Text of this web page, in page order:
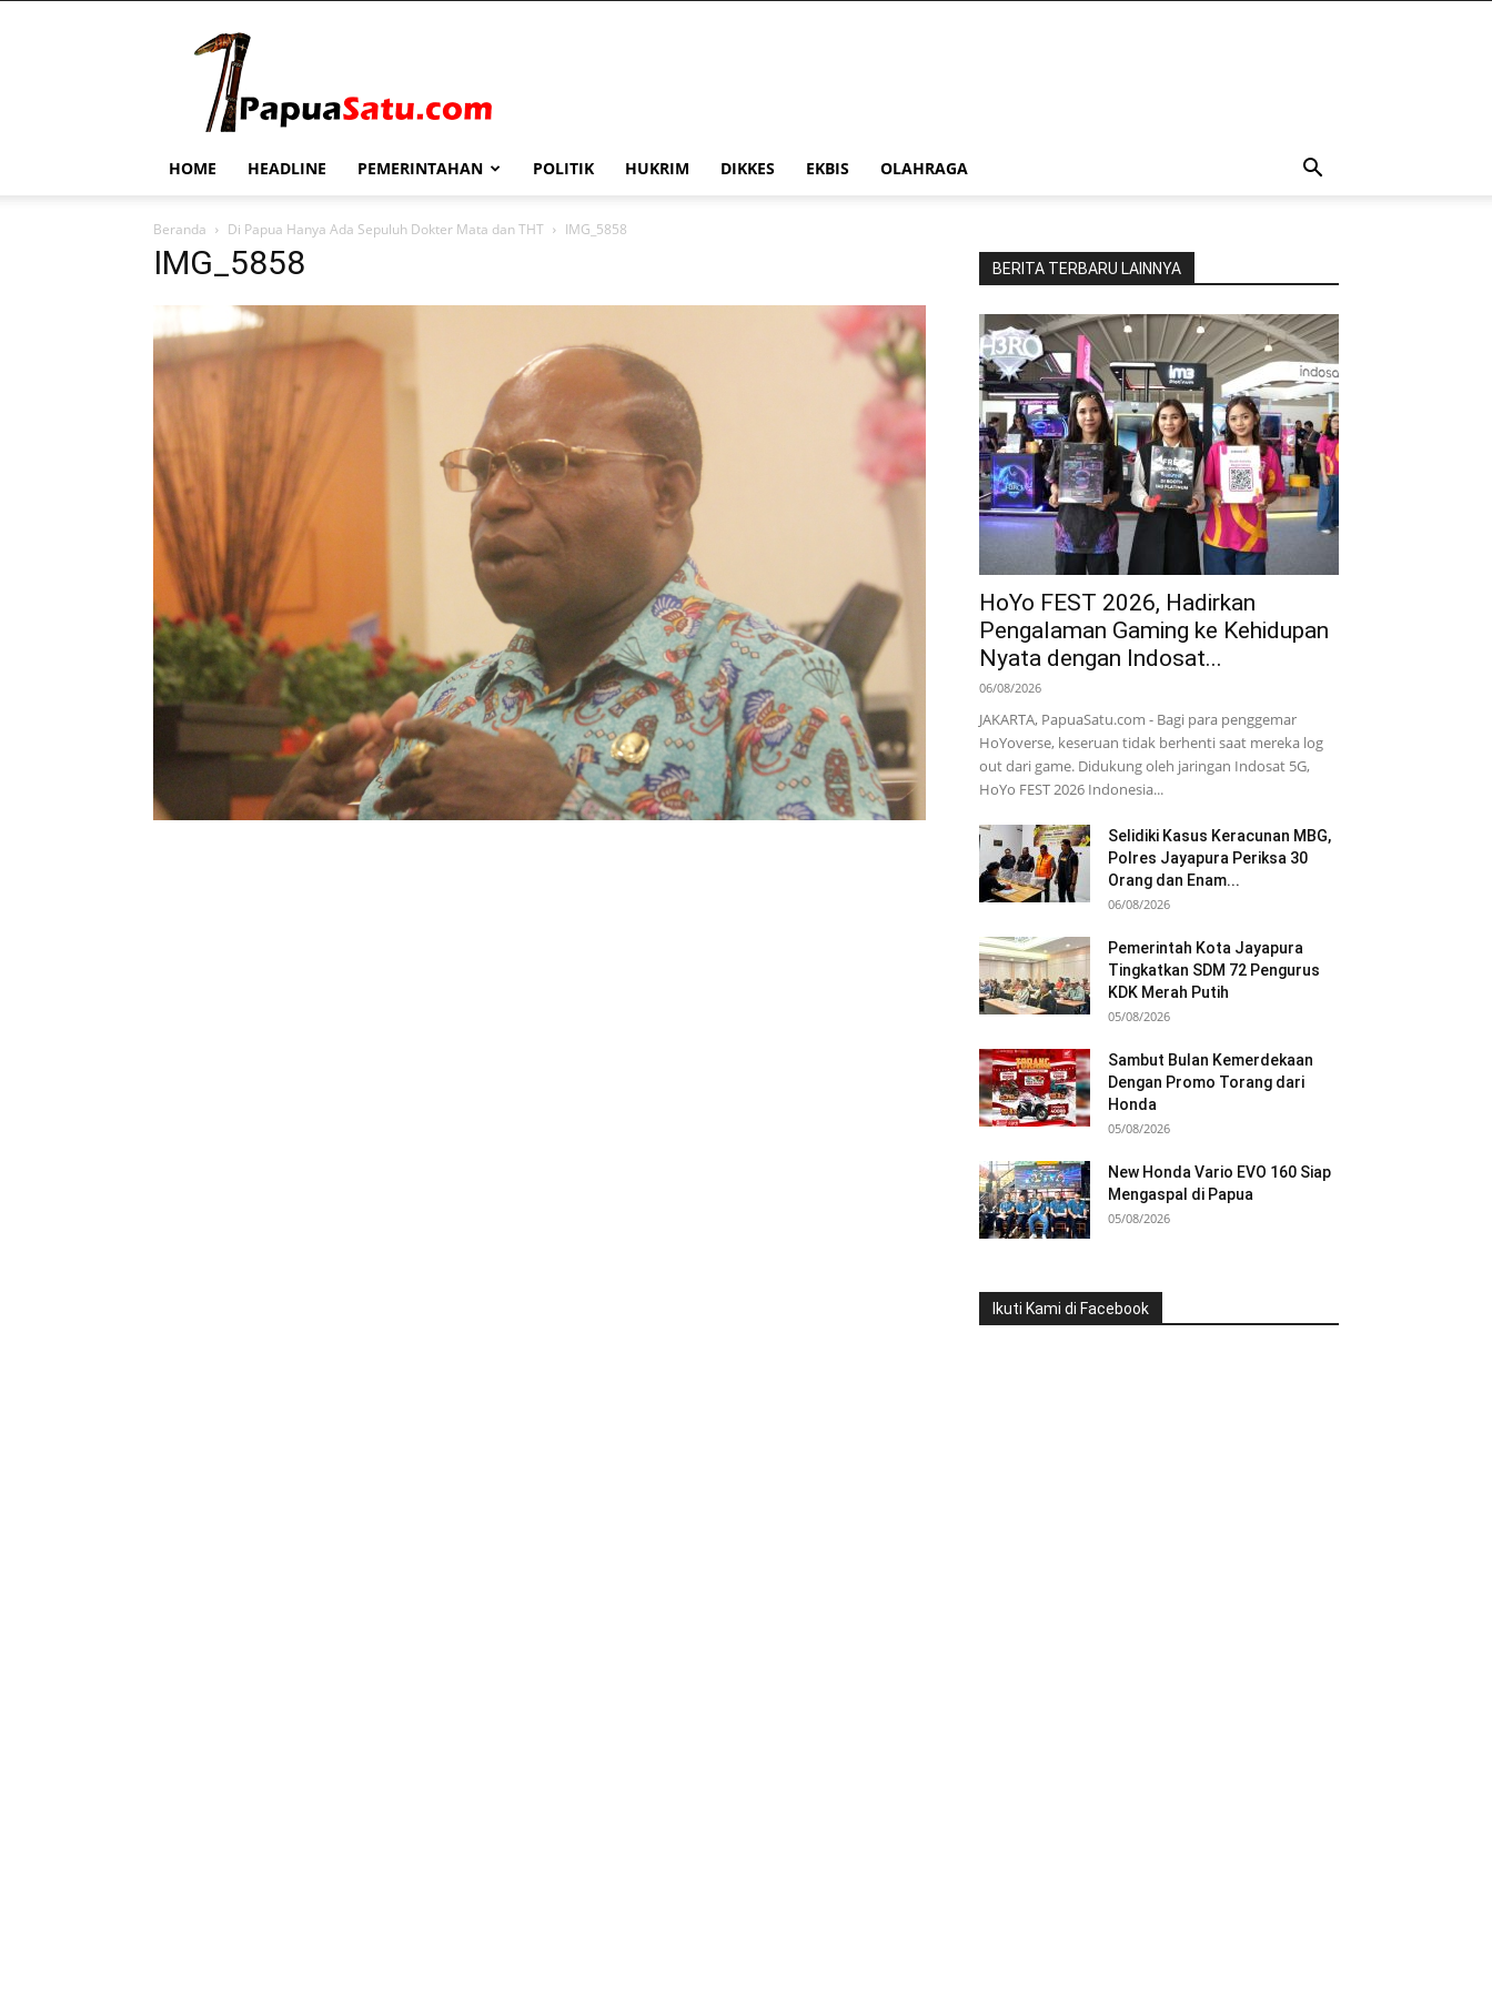
HOME HEADLINE PEMERINTAHAN POLITIK HUKRIM DIKKES EKBIS OLAHRAGA
Beranda Di Papua Hanya Ada Sepuluh Dokter Mata dan THT IMG_5858
IMG_5858 BERITA TERBARU LAINNYA
HoYo FEST 2026, Hadirkan
Pengalaman Gaming ke Kehidupan
Nyata dengan Indosat...
06/08/2026
JAKARTA, PapuaSatu.com - Bagi para penggemar
HoYoverse, keseruan tidak berhenti saat mereka log
out dari game. Didukung oleh jaringan Indosat 5G,
HoYo FEST 2026 Indonesia...
Selidiki Kasus Keracunan MBG,
Polres Jayapura Periksa 30
Orang dan Enam...
06/08/2026
Pemerintah Kota Jayapura
Tingkatkan SDM 72 Pengurus
KDK Merah Putih
05/08/2026
Sambut Bulan Kemerdekaan
Dengan Promo Torang dari
Honda
05/08/2026
New Honda Vario EVO 160 Siap
Mengaspal di Papua
05/08/2026
Ikuti Kami di Facebook